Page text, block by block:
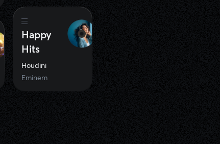
Happy
Hits
Houdini
Eminem